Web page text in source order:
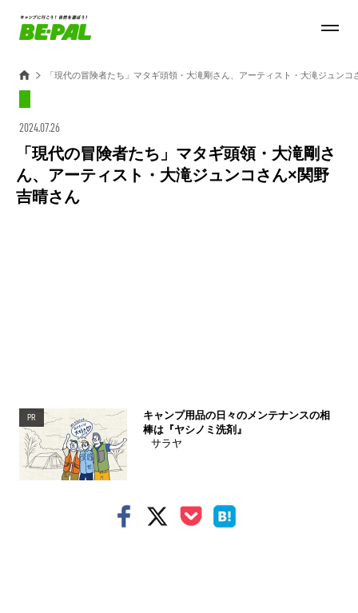
「現代の冒険者たち」マタギ頭領・大滝剛さん、アーティスト・大滝ジュンコ
2024.07.26
「現代の冒険者たち」マタギ頭領・大滝剛さ
ん、アーティスト・大滝ジュンコさん×関野
吉晴さん
PR
キャンプ用品の日々のメンテナンスの相
棒は『ヤシノミ洗剤』
サラヤ